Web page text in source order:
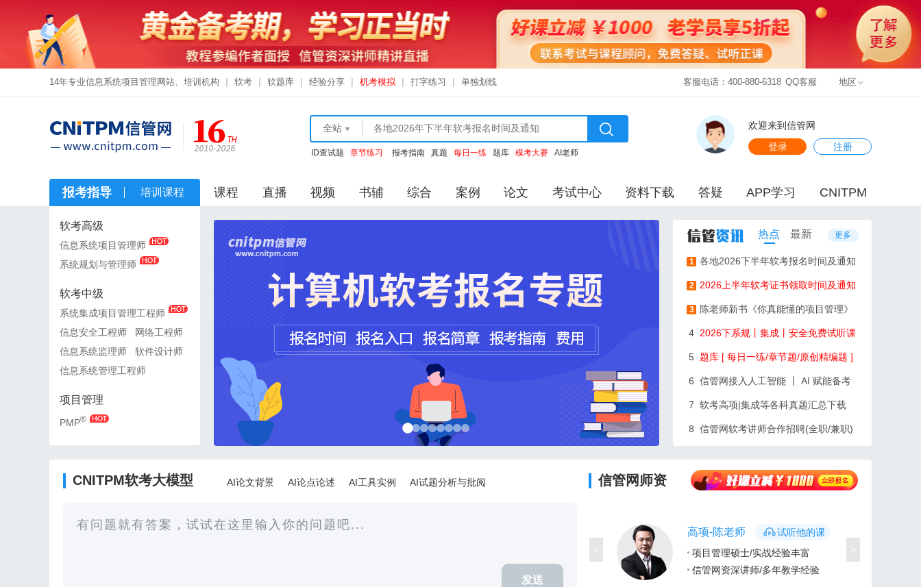
14年专业信息系统项目管理网站、培训机构 软考 软题库 经验分享 机考模拟 打字练习 单独划线 客服电话：400-880-6318 QQ客服 地区
全站
ID查试题 章节练习 报考指南 真题 每日一练 题库 模考大赛 AI老师
欢迎来到信管网
登录
注册
报考指导 培训课程 课程 直播 视频 书辅 综合 案例 论文 考试中心 资料下载 答疑 APP学习 CNITPM
软考高级
信息系统项目管理师
系统规划与管理师
软考中级
系统集成项目管理工程师
信息安全工程师
网络工程师
信息系统监理师
软件设计师
信息系统管理工程师
项目管理
PMP®
软考高级
信息系统项目管理师
网络工程师
软件设计师
信息系统管理工程师
项目管理
热点 最新 更多
1 各地2026下半年软考报名时间及通知
2 2026上半年软考证书领取时间及通知
3 陈老师新书《你真能懂的项目管理》
4 2026下系规丨集成丨安全免费试听课
5 题库 [ 每日一练/章节题/原创精编题 ]
6 信管网接入人工智能 丨 AI 赋能备考
7 软考高项|集成等各科真题汇总下载
8 信管网软考讲师合作招聘(全职/兼职)
CNITPM软考大模型 AI论文背景 AI论点论述 AI工具实例 AI试题分析与批阅 信管网师资
发送
高项-陈老师
试听他的课
项目管理硕士/实战经验丰富
信管网资深讲师/多年教学经验
< >